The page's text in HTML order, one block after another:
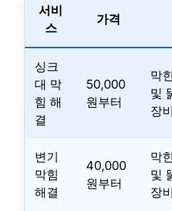
서비
스
가격
싱크
대 막
힘 해
결
50,000
원부터
막
및
장
변기
막힘
해결
40,000
원부터
막
및
장